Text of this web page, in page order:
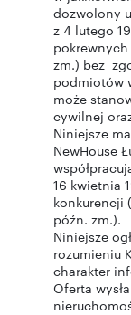
dozwolony
z 4 lutego
pokrewnych
zm.) bez
podmiotów
może
cywilnej
Niniejsze
NewHouse
16 kwietnia
konkurencji
późn. zm.).
Niniejsze
rozumieniu
charakter
Oferta